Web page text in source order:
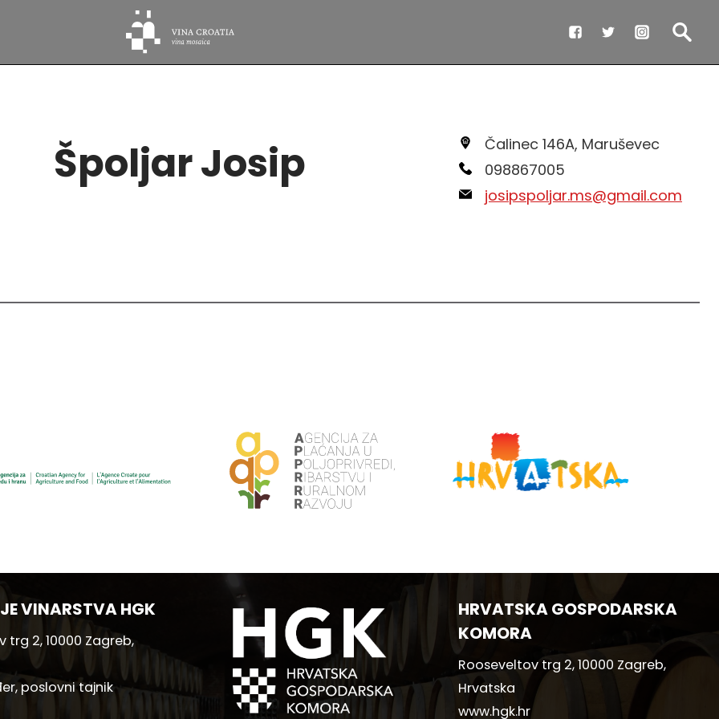
Špoljar Josip
Čalinec 146A, Maruševec
098867005
josipspoljar.ms@gmail.com
VINARSTVA HGK
trg 2, 10000 Zagreb,
poslovni tajnik
HRVATSKA GOSPODARSKA
KOMORA
Rooseveltov trg 2, 10000 Zagreb,
Hrvatska
www.hgk.hr